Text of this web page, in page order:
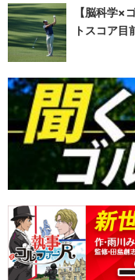
【脳科学×
トスコア目